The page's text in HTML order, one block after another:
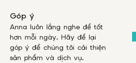
Góp ý
Anna luôn lắng nghe để tốt
hơn mỗi ngày. Hãy để lại
góp ý để chúng tôi cải thiện
sản phẩm và dịch vụ.